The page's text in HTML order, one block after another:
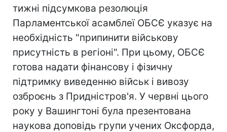
тижні підсумкова резолюція
Парламентської асамблеї ОБСЄ указує на
необхідність "припинити військову
присутність в регіоні". При цьому, ОБСЄ
готова надати фінансову і фізичну
підтримку виведенню військ і вивозу
озброєнь з Придністров'я. У червні цього
року у Вашингтоні була презентована
наукова доповідь групи учених Оксфорда,